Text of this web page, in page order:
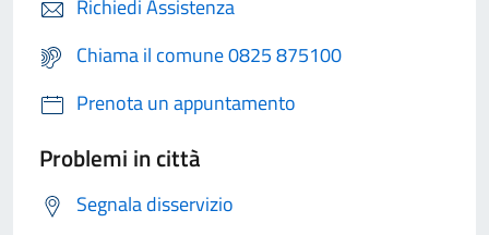
Richiedi Assistenza
Chiama il comune 0825 875100
Prenota un appuntamento
Problemi in città
Segnala disservizio